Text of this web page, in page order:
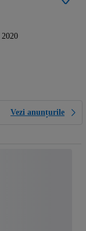
2020
Vezi anunțurile